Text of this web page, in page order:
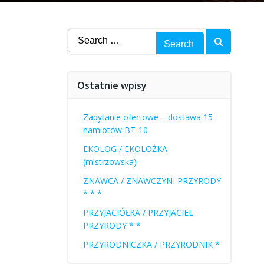
Search
for:
Ostatnie wpisy
Zapytanie ofertowe – dostawa 15
namiotów BT-10
EKOLOG / EKOLOŻKA
(mistrzowska)
ZNAWCA / ZNAWCZYNI PRZYRODY
* * *
PRZYJACIÓŁKA / PRZYJACIEL
PRZYRODY * *
PRZYRODNICZKA / PRZYRODNIK *